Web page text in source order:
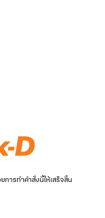
ารทำคำสั่งนี้ให้เสร็จสิ้น